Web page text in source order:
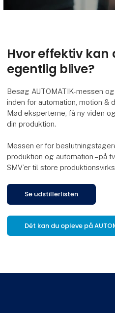
Hvor effektiv
egentlig blive?
Besøg AUTOMATIK-messen
inden for automation, motion &
Mød eksperterne, få ny viden
din produktion.
Messen er for
produktion og automation – på
SMV’er til store
Se udstillerlisten
Dét kan du opleve på